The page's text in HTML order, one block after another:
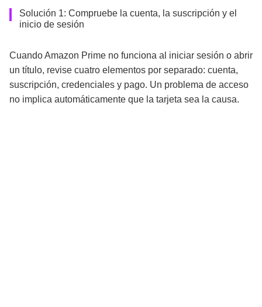
Solución 1: Compruebe la cuenta, la suscripción y el
inicio de sesión
Cuando Amazon Prime no funciona al iniciar sesión o abrir
un título, revise cuatro elementos por separado: cuenta,
suscripción, credenciales y pago. Un problema de acceso
no implica automáticamente que la tarjeta sea la causa.